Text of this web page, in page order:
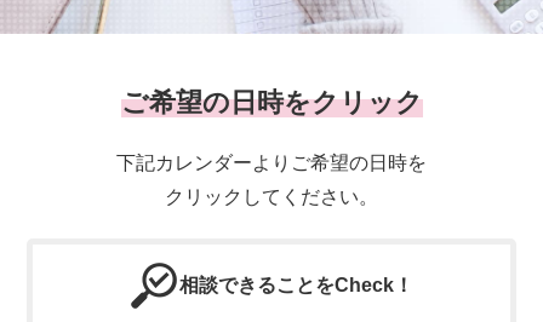
ご希望の日時をクリック
下記カレンダーよりご希望の日時を
クリックしてください。
相談できることをCheck！